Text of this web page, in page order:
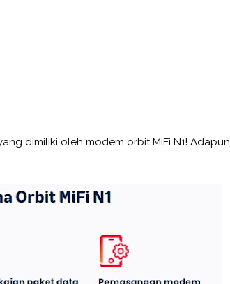
dimiliki oleh modem orbit MiFi N1! Adapun